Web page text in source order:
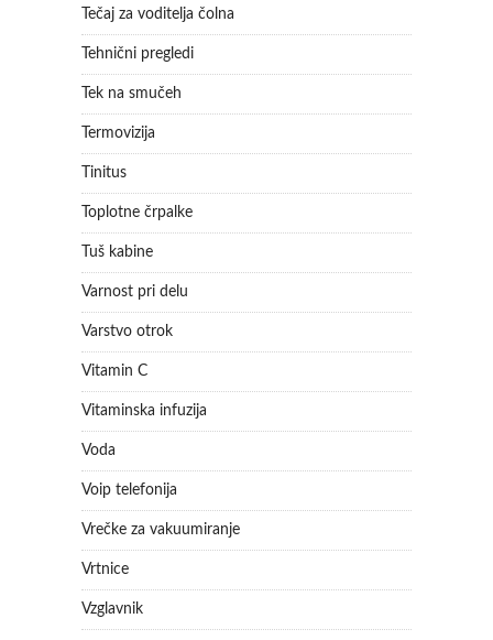
Tečaj za voditelja čolna
Tehnični pregledi
Tek na smučeh
Termovizija
Tinitus
Toplotne črpalke
Tuš kabine
Varnost pri delu
Varstvo otrok
Vitamin C
Vitaminska infuzija
Voda
Voip telefonija
Vrečke za vakuumiranje
Vrtnice
Vzglavnik